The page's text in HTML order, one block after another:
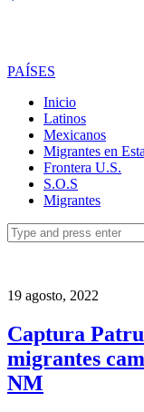
PAÍSES
Inicio
Latinos
Mexicanos
Migrantes en
Frontera U.S.
S.O.S
Migrantes
Search
for:
19 agosto, 2022
Captura
migrantes
NM